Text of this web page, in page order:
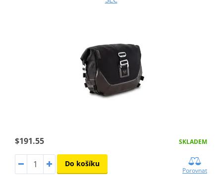
$191.55 SKLADEM
Do košíku
Porovnat